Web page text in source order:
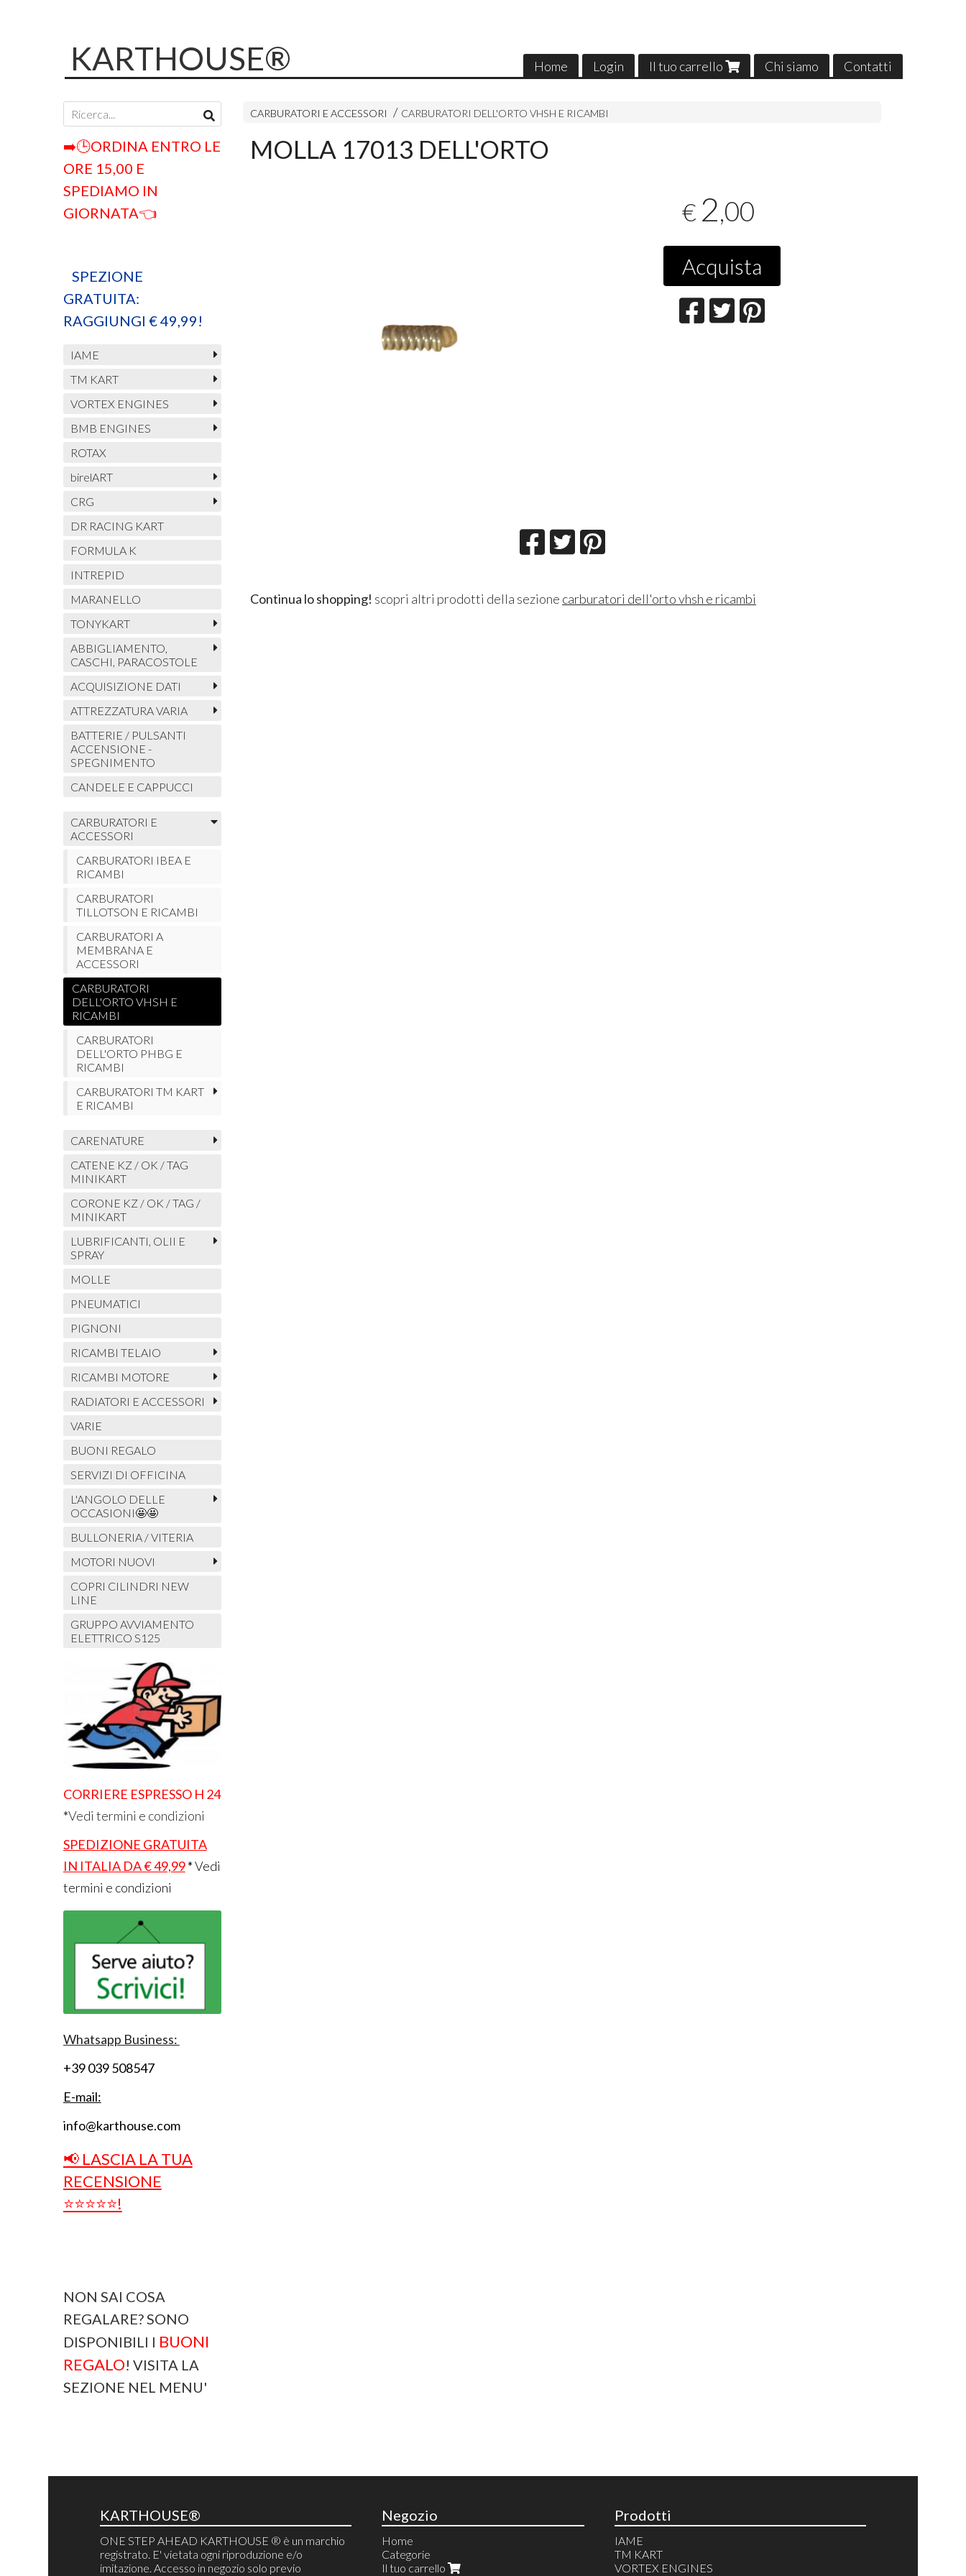
Home Login Il tuo carrello Chi siamo Contatti
KARTHOUSE®
CARBURATORI E ACCESSORI CARBURATORI DELL'ORTO VHSH E RICAMBI
MOLLA 17013 DELL'ORTO
€ 2,00
Acquista
Continua lo shopping! scopri altri prodotti della sezione carburatori dell'orto vhsh e ricambi
➡️🕒ORDINA ENTRO LE
ORE 15,00 E
SPEDIAMO IN
GIORNATA👈
SPEZIONE
GRATUITA:
RAGGIUNGI € 49,99!
IAME
TM KART
VORTEX ENGINES
BMB ENGINES
ROTAX
birelART
CRG
DR RACING KART
FORMULA K
INTREPID
MARANELLO
TONYKART
ABBIGLIAMENTO,
CASCHI, PARACOSTOLE
ACQUISIZIONE DATI
ATTREZZATURA VARIA
BATTERIE / PULSANTI
ACCENSIONE -
SPEGNIMENTO
CANDELE E CAPPUCCI
CARBURATORI E
ACCESSORI
CARBURATORI IBEA E
RICAMBI
CARBURATORI
TILLOTSON E RICAMBI
CARBURATORI A
MEMBRANA E
ACCESSORI
CARBURATORI
DELL'ORTO VHSH E
RICAMBI
CARBURATORI
DELL'ORTO PHBG E
RICAMBI
CARBURATORI TM KART
E RICAMBI
CARENATURE
CATENE KZ / OK / TAG
MINIKART
CORONE KZ / OK / TAG /
MINIKART
LUBRIFICANTI, OLII E
SPRAY
MOLLE
PNEUMATICI
PIGNONI
RICAMBI TELAIO
RICAMBI MOTORE
RADIATORI E ACCESSORI
VARIE
BUONI REGALO
SERVIZI DI OFFICINA
L'ANGOLO DELLE
OCCASIONI🤩🤩
BULLONERIA / VITERIA
MOTORI NUOVI
COPRI CILINDRI NEW
LINE
GRUPPO AVVIAMENTO
ELETTRICO S125
CORRIERE ESPRESSO H 24
*Vedi termini e condizioni
SPEDIZIONE GRATUITA
IN ITALIA DA € 49,99*Vedi
termini e condizioni
Whatsapp Business:
+39 039 508547
E-mail:
info@karthouse.com
📢 LASCIA LA TUA
RECENSIONE
⭐⭐⭐⭐⭐!
NON SAI COSA
REGALARE? SONO
DISPONIBILI I BUONI
REGALO! VISITA LA
SEZIONE NEL MENU'
KARTHOUSE®
ONE STEP AHEAD KARTHOUSE ® è un marchio
registrato. E' vietata ogni riproduzione e/o
imitazione. Accesso in negozio solo previo
Negozio
Home
Categorie
Il tuo carrello
Prodotti
IAME
TM KART
VORTEX ENGINES